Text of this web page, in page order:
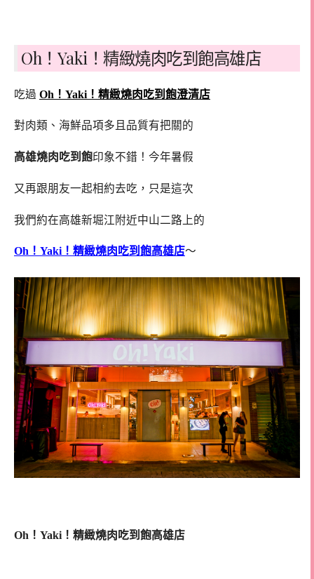
Oh！Yaki！精緻燒肉吃到飽高雄店
吃過 Oh！Yaki！精緻燒肉吃到飽澄清店
對肉類、海鮮品項多且品質有把關的
高雄燒肉吃到飽印象不錯！今年暑假
又再跟朋友一起相約去吃，只是這次
我們約在高雄新堀江附近中山二路上的
Oh！Yaki！精緻燒肉吃到飽高雄店～
Oh！Yaki！精緻燒肉吃到飽高雄店